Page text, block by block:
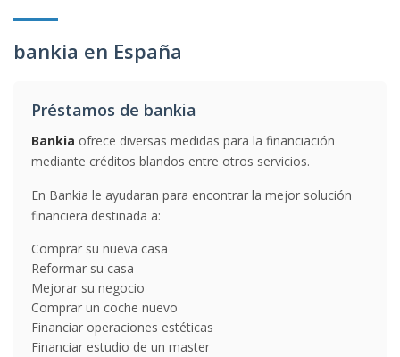
bankia en España
Préstamos de bankia
Bankia ofrece diversas medidas para la financiación
mediante créditos blandos entre otros servicios.
En Bankia le ayudaran para encontrar la mejor solución
financiera destinada a:
Comprar su nueva casa
Reformar su casa
Mejorar su negocio
Comprar un coche nuevo
Financiar operaciones estéticas
Financiar estudio de un master